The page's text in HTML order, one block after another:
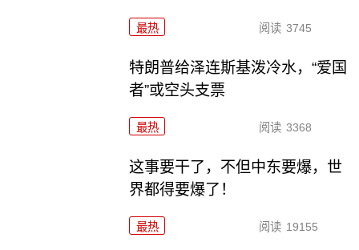
最热 阅读 3745
特朗普给泽连斯基泼冷水，“爱国
者”或空头支票
最热 阅读 3368
这事要干了，不但中东要爆，世
界都得要爆了！
最热 阅读 19155